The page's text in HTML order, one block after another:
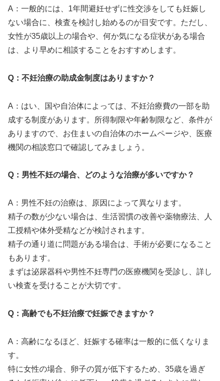
A：一般的には、1年間避妊せずに性交渉をしても妊娠し
ない場合に、検査を検討し始めるのが目安です。ただし、
女性が35歳以上の場合や、何か気になる症状がある場合
は、より早めに相談することをおすすめします。
Q：不妊治療の助成金制度はありますか？
A：はい、国や自治体によっては、不妊治療費の一部を助
成する制度があります。所得制限や年齢制限など、条件が
ありますので、お住まいの自治体のホームページや、医療
機関の相談窓口で確認してみましょう。
Q：男性不妊の場合、どのような治療が多いですか？
A：男性不妊の治療は、原因によって異なります。
精子の数が少ない場合は、生活習慣の改善や薬物療法、人
工授精や体外受精などが検討されます。
精子の通り道に問題がある場合は、手術が必要になること
もあります。
まずは泌尿器科や男性不妊専門の医療機関を受診し、詳し
い検査を受けることが大切です。
Q：高齢でも不妊治療で妊娠できますか？
A：高齢になるほど、妊娠する確率は一般的に低くなりま
す。
特に女性の場合、卵子の質が低下するため、35歳を過ぎ